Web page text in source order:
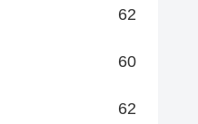
62
60
62